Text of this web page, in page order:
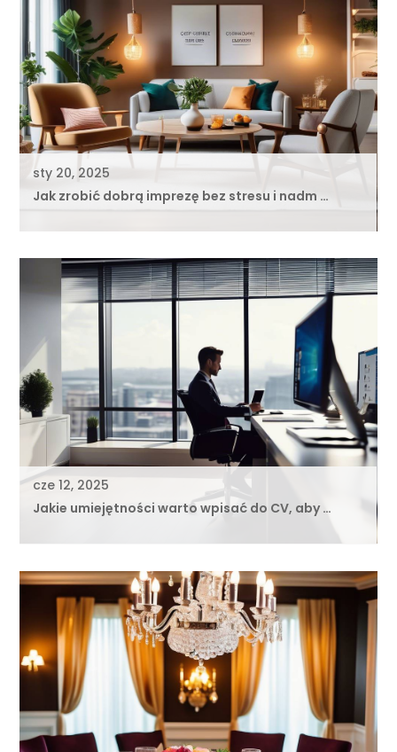
sty 20, 2025
Jak zrobić dobrą imprezę bez stresu i nadm …
cze 12, 2025
Jakie umiejętności warto wpisać do CV, aby …